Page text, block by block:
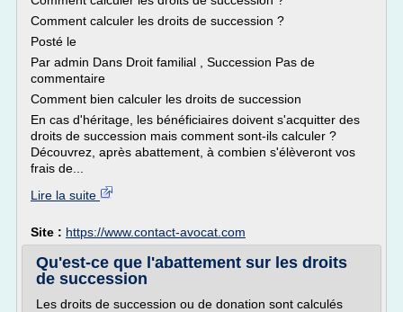
Comment calculer les droits de succession ?
Posté le
Par admin Dans Droit familial , Succession Pas de
commentaire
Comment bien calculer les droits de succession
En cas d'héritage, les bénéficiaires doivent s'acquitter des
droits de succession mais comment sont-ils calculer ?
Découvrez, après abattement, à combien s'élèveront vos
frais de...
Lire la suite
Site : https://www.contact-avocat.com
Qu'est-ce que l'abattement sur les droits
de succession
Les droits de succession ou de donation sont calculés